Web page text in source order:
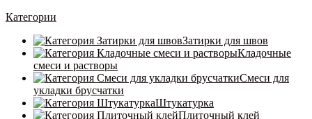
Категории
Затирки для швов
Кладочные
смеси и растворы
Смеси для
укладки брусчатки
Штукатурка
Плиточный клей